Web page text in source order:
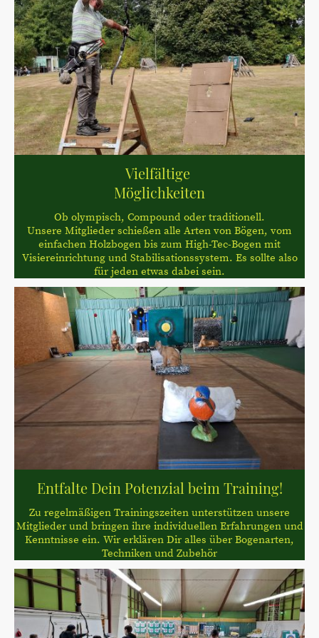
Vielfältige
Möglichkeiten
Ob olympisch, Compound oder traditionell.
Unsere Mitglieder schießen alle Arten von Bögen, vom
einfachen Holzbogen bis zum High-Tec-Bogen mit
Visiereinrichtung und Stabilisationssystem. Es sollte also
für jeden etwas dabei sein.
Entfalte Dein Potenzial beim Training!
Zu regelmäßigen Trainingszeiten unterstützen unsere
Mitglieder und bringen ihre individuellen Erfahrungen und
Kenntnisse ein. Wir erklären Dir alles über Bogenarten,
Techniken und Zubehör